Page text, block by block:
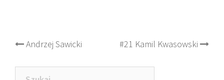
Post
navigation
Andrzej Sawicki #21 Kamil Kwasowski
Szukaj: